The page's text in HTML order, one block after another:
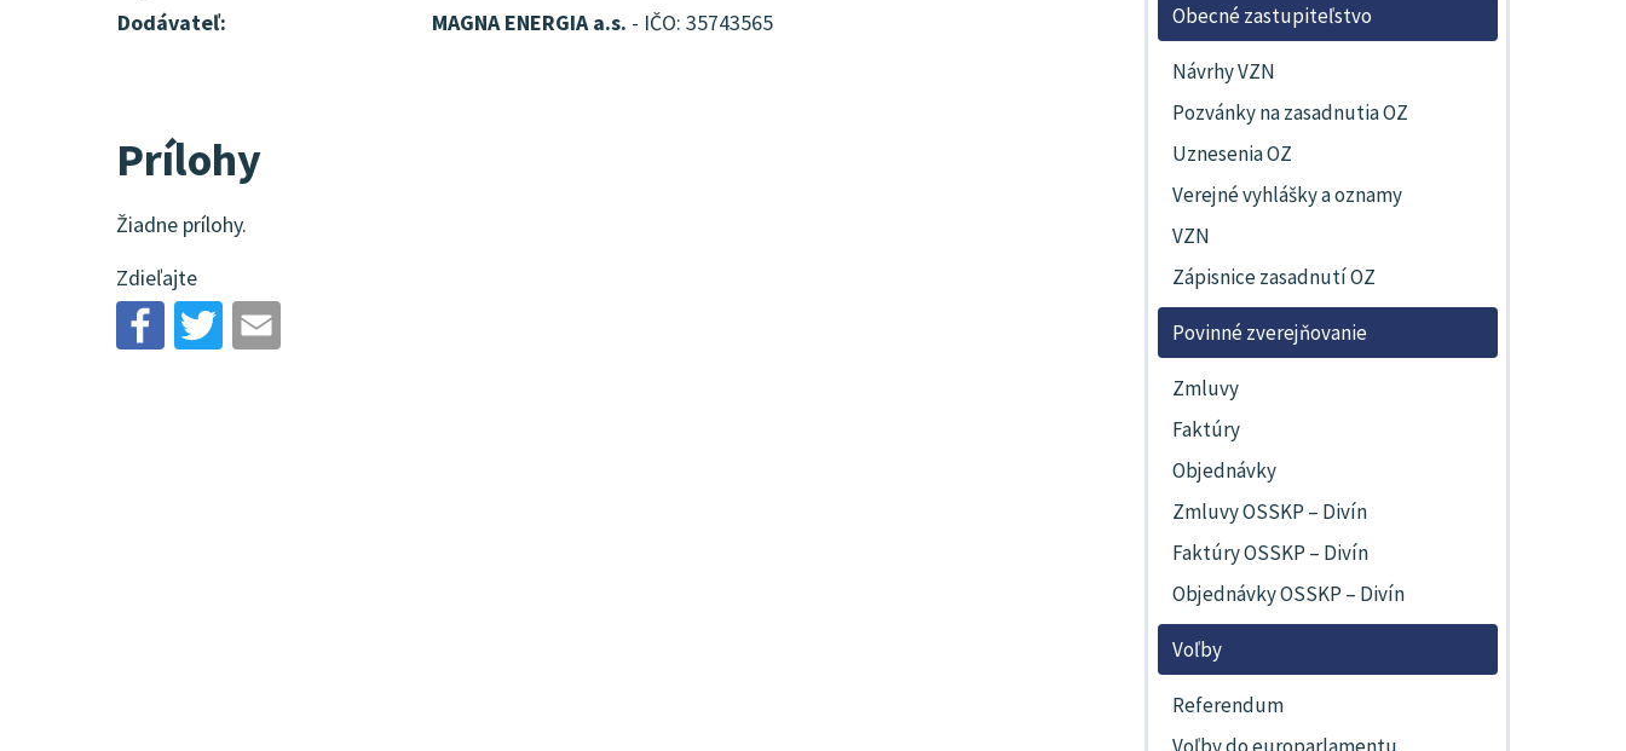
Dodávateľ:
MAGNA ENERGIA a.s. - IČO: 35743565
Prílohy
Žiadne prílohy.
Zdieľajte
Obecné zastupiteľstvo
Návrhy VZN
Pozvánky na zasadnutia OZ
Uznesenia OZ
Verejné vyhlášky a oznamy
VZN
Zápisnice zasadnutí OZ
Povinné zverejňovanie
Zmluvy
Faktúry
Objednávky
Zmluvy OSSKP – Divín
Faktúry OSSKP – Divín
Objednávky OSSKP – Divín
Voľby
Referendum
Voľby do europarlamentu